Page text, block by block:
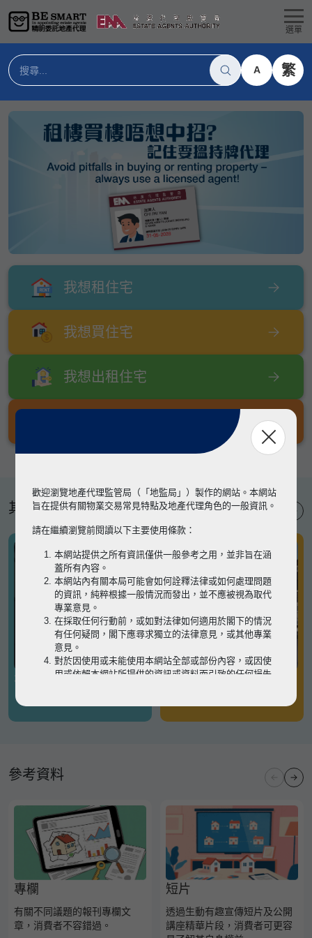
選單
A 繁
我想租住宅
我想買住宅
我想出租住宅
其他專題
有關凶宅
參考資料
專欄
有關不同議題的報刊專欄文
章，消費者不容錯過。
短片
透過生動有趣宣傳短片及公開
講座精華片段，消費者可更容
歡迎瀏覽地產代理監管局（「地監局」）製作的網站。本網站
旨在提供有關物業交易常見特點及地產代理角色的一般資訊。
請在繼續瀏覽前閱讀以下主要使用條款：
本網站提供之所有資訊僅供一般參考之用，並非旨在涵
蓋所有內容。
本網站內有關本局可能會如何詮釋法律或如何處理問題
的資訊，純粹根據一般情況而發出，並不應被視為取代
專業意見。
在採取任何行動前，或如對法律如何適用於閣下的情況
有任何疑問，閣下應尋求獨立的法律意見，或其他專業
意見。
對於因使用或未能使用本網站全部或部份內容，或因使
用或依賴本網站所提供的資訊或資料而引致的任何損失
瀏覽以細閱本網站使用條款的完整版本。如有任